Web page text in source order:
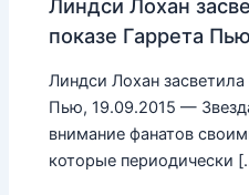
Линдси Лохан
показе Гаррета
Линдси Лохан засветила
Пью, 19.09.2015 —
внимание фанатов
которые периодически